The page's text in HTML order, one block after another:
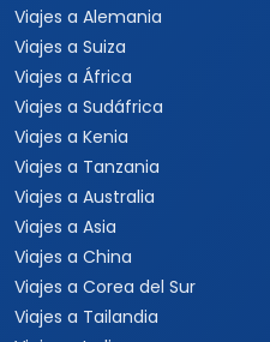
Viajes a Alemania
Viajes a Suiza
Viajes a África
Viajes a Sudáfrica
Viajes a Kenia
Viajes a Tanzania
Viajes a Australia
Viajes a Asia
Viajes a China
Viajes a Corea del Sur
Viajes a Tailandia